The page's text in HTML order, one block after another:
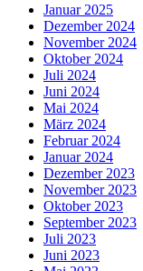
Januar 2025
Dezember 2024
November 2024
Oktober 2024
Juli 2024
Juni 2024
Mai 2024
März 2024
Februar 2024
Januar 2024
Dezember 2023
November 2023
Oktober 2023
September 2023
Juli 2023
Juni 2023